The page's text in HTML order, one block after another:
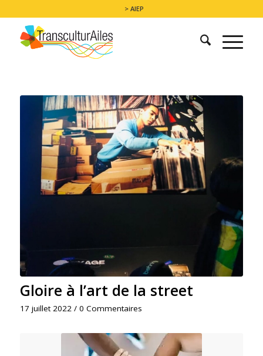
> AIEP
Gloire à l’art de la street
17 juillet 2022 / 0 Commentaires